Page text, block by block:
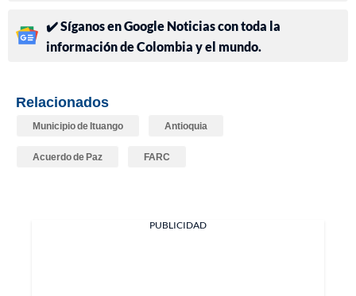
✔️ Síganos en Google Noticias con toda la
información de Colombia y el mundo.
Relacionados
Municipio de Ituango Antioquia
Acuerdo de Paz FARC
PUBLICIDAD